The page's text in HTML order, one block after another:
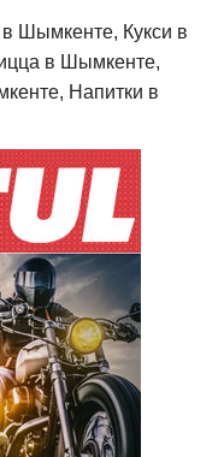
Шымкенте, Кукси в
в Шымкенте,
Напитки в